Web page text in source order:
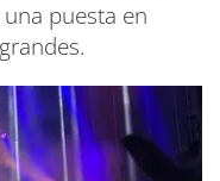
puesta en